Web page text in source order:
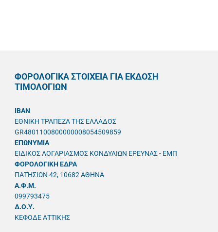
ΦΟΡΟΛΟΓΙΚΑ ΣΤΟΙΧΕΙΑ ΓΙΑ ΕΚΔΟΣΗ
ΤΙΜΟΛΟΓΙΩΝ
IBAN
ΕΘΝΙΚΗ ΤΡΑΠΕΖΑ ΤΗΣ ΕΛΛΑΔΟΣ
GR4801100800000008054509859
ΕΠΩΝΥΜΙΑ
ΕΙΔΙΚΟΣ ΛΟΓΑΡΙΑΣΜΟΣ ΚΟΝΔΥΛΙΩΝ ΕΡΕΥΝΑΣ - ΕΜΠ
ΦΟΡΟΛΟΓΙΚΗ ΕΔΡΑ
ΠΑΤΗΣΙΩΝ 42, 10682 ΑΘΗΝΑ
A.Φ.Μ.
099793475
Δ.Ο.Υ.
ΚΕΦΟΔΕ ΑΤΤΙΚΗΣ